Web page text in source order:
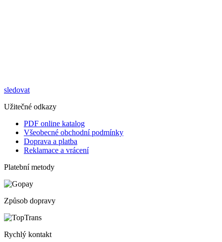
sledovat
Užitečné odkazy
PDF online katalog
Všeobecné obchodní podmínky
Doprava a platba
Reklamace a vrácení
Platební metody
Způsob dopravy
Rychlý kontakt